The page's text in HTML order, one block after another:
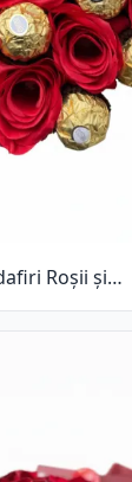
Roșii și